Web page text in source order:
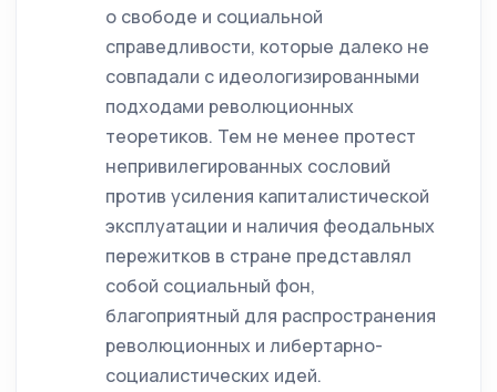
о свободе и социальной
справедливости, которые далеко не
совпадали с идеологизированными
подходами революционных
теоретиков. Тем не менее протест
непривилегированных сословий
против усиления капиталистической
эксплуатации и наличия феодальных
пережитков в стране представлял
собой социальный фон,
благоприятный для распространения
революционных и либертарно-
социалистических идей.